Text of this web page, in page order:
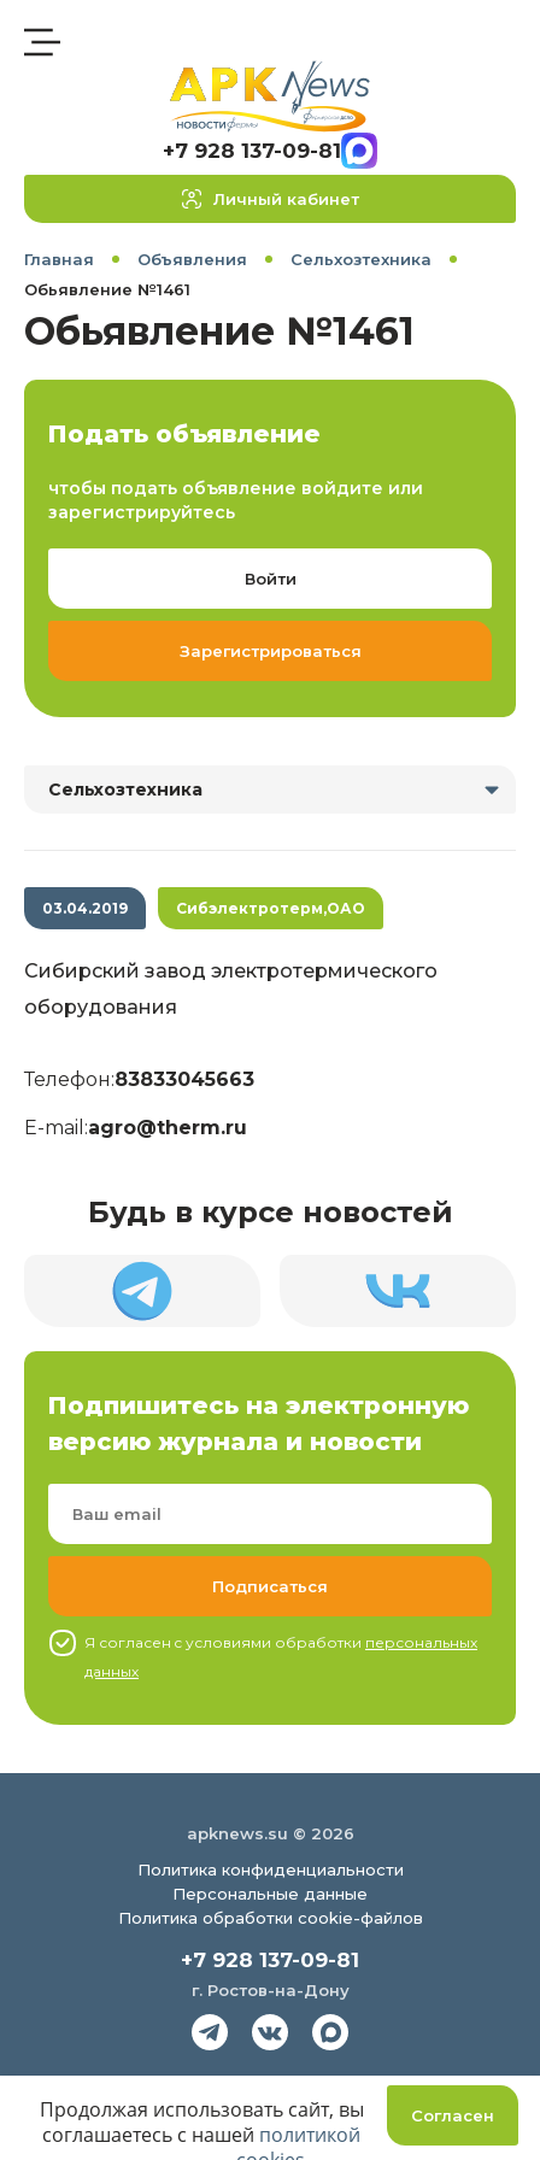
+7 928 137-09-81
Личный кабинет
Главная Объявления
Сельхозтехника
Обьявление №1461
Обьявление №1461
Подать объявление
чтобы подать объявление войдите или
зарегистрируйтесь
Войти
Зарегистрироваться
Сельхозтехника
03.04.2019 Сибэлектротерм,ОАО
Сибирский завод электротермического
оборудования
Телефон:83833045663
E-mail:agro@therm.ru
Будь в курсе новостей
Подпишитесь на электронную
версию журнала и новости
Я согласен c условиями обработки персональных
данных
apknews.su © 2026
Политика конфиденциальности
Персональные данные
Политика обработки cookie-файлов
+7 928 137-09-81
г. Ростов-на-Дону
Согласен
Продолжая использовать сайт, вы
соглашаетесь с нашей политикой